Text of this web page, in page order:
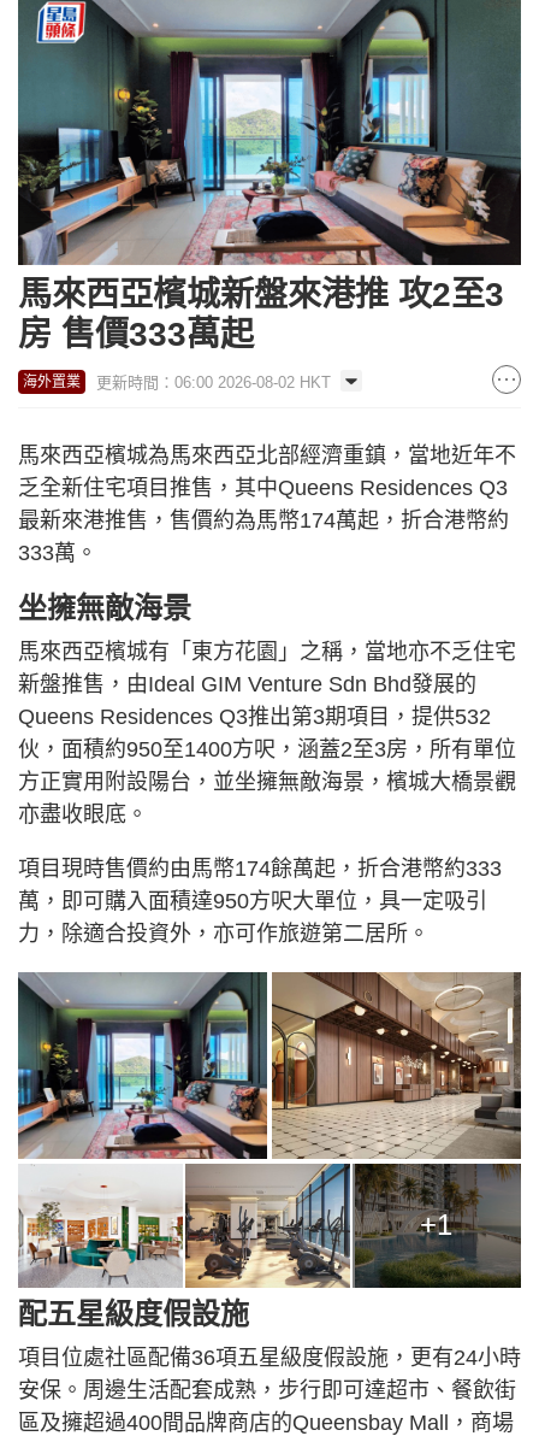
馬來西亞檳城新盤來港推 攻2至3
房 售價333萬起
海外置業 更新時間：06:00 2026-08-02 HKT
馬來西亞檳城為馬來西亞北部經濟重鎮，當地近年不
乏全新住宅項目推售，其中Queens Residences Q3
最新來港推售，售價約為馬幣174萬起，折合港幣約
333萬。
坐擁無敵海景
馬來西亞檳城有「東方花園」之稱，當地亦不乏住宅
新盤推售，由Ideal GIM Venture Sdn Bhd發展的
Queens Residences Q3推出第3期項目，提供532
伙，面積約950至1400方呎，涵蓋2至3房，所有單位
方正實用附設陽台，並坐擁無敵海景，檳城大橋景觀
亦盡收眼底。
項目現時售價約由馬幣174餘萬起，折合港幣約333
萬，即可購入面積達950方呎大單位，具一定吸引
力，除適合投資外，亦可作旅遊第二居所。
+1
配五星級度假設施
項目位處社區配備36項五星級度假設施，更有24小時
安保。周邊生活配套成熟，步行即可達超市、餐飲街
區及擁超過400間品牌商店的Queensbay Mall，商場